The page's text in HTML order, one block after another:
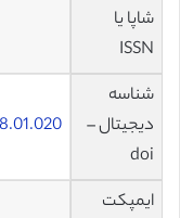
شاپا یا
ISSN
شناسه
دیجیتال –
doi
ایمپکت